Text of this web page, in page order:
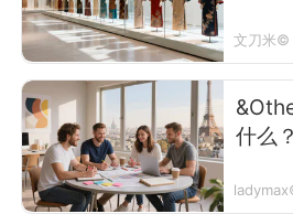
文刀米©
什么？